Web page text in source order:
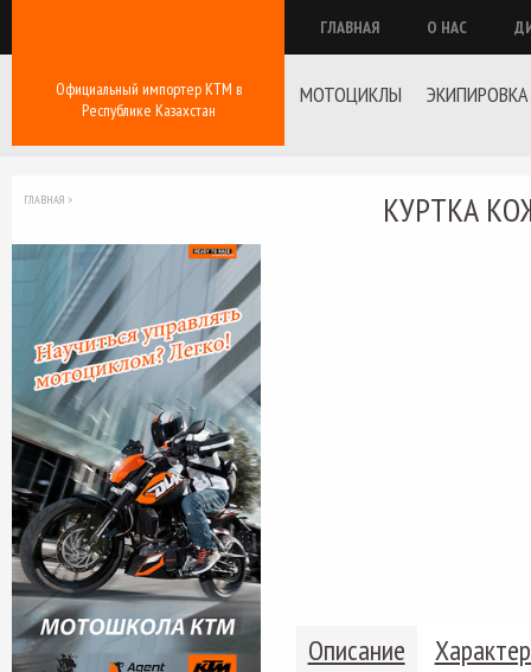
Официальный импортер КТМ в
Республике Казахстан
ГЛАВНАЯ О НАС
МОТОЦИКЛЫ ЭКИПИРОВКА
ГЛАВНАЯ > КУРТКА
Описание